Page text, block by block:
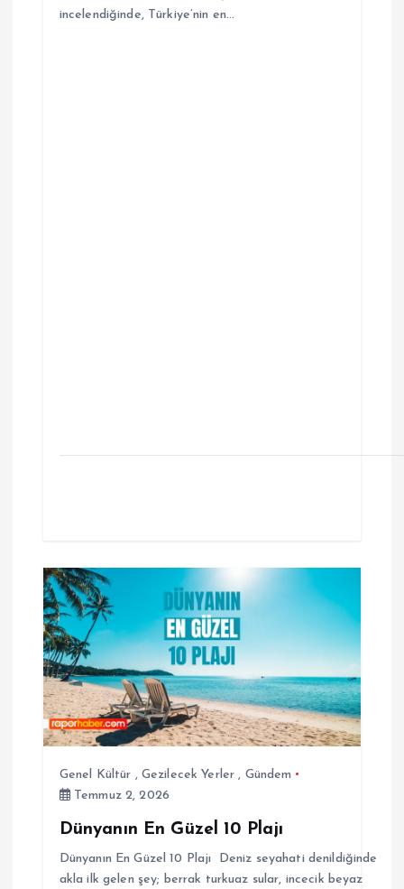
incelendiğinde, Türkiye’nin en…
Genel Kültür , Gezilecek Yerler , Gündem
Temmuz 2, 2026
Dünyanın En Güzel 10 Plajı
Dünyanın En Güzel 10 Plajı Deniz seyahati denildiğinde
akla ilk gelen şey; berrak turkuaz sular, incecik beyaz